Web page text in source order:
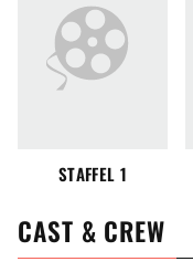
STAFFEL 1
CAST & CREW